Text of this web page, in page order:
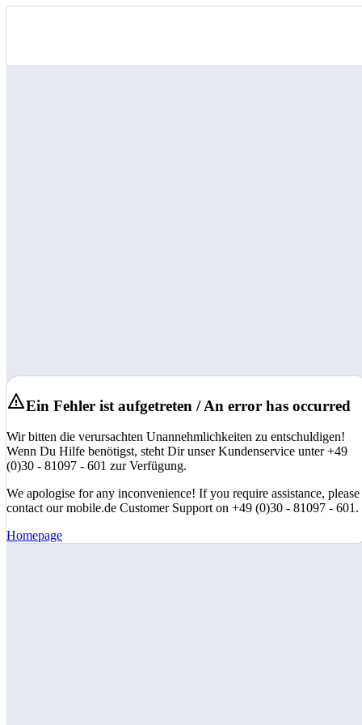
Ein Fehler ist aufgetreten / An error has occurred
Wir bitten die verursachten Unannehmlichkeiten zu entschuldigen!
Wenn Du Hilfe benötigst, steht Dir unser Kundenservice unter +49
(0)30 - 81097 - 601 zur Verfügung.
We apologise for any inconvenience! If you require assistance, please
contact our mobile.de Customer Support on +49 (0)30 - 81097 - 601.
Homepage